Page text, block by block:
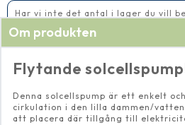
Har vi inte det antal i lager du vill
Om produkten
Flytande
Denna solcellspump är ett enkelt
cirkulation i den lilla dammen/
att placera där tillgång till